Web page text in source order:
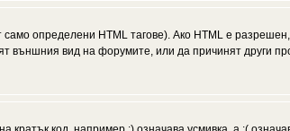
определени HTML тагове). Ако HTML е
външния вид на форумите, или да причинят други